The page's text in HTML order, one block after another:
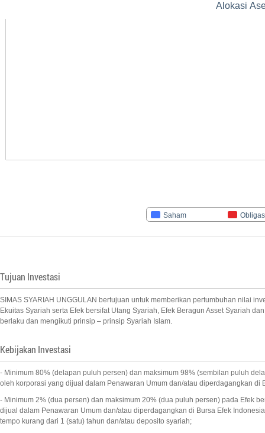
Alokasi
Saham
Tujuan Investasi
SIMAS SYARIAH UNGGULAN bertujuan untuk memberikan pertumbuhan nilai
Ekuitas Syariah serta Efek bersifat Utang Syariah, Efek Beragun Asset Syariah
berlaku dan mengikuti prinsip – prinsip Syariah Islam.
Kebijakan Investasi
- Minimum 80% (delapan puluh persen) dan maksimum 98% (sembilan puluh
oleh korporasi yang dijual dalam Penawaran Umum dan/atau diperdagangkan di
- Minimum 2% (dua persen) dan maksimum 20% (dua puluh persen) pada Efek
dijual dalam Penawaran Umum dan/atau diperdagangkan di Bursa Efek
tempo kurang dari 1 (satu) tahun dan/atau deposito syariah;